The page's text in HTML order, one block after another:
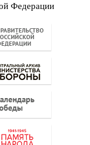
Федерации